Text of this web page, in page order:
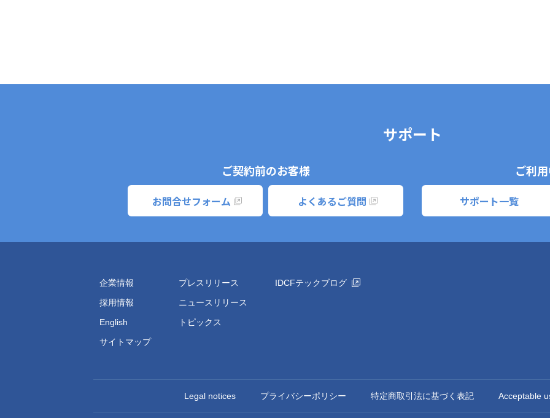
サポート
ご契約前のお客様
お問合せフォーム よくあるご質問
ご利
サポート一覧
企業情報
採用情報
English
サイトマップ
プレスリリース
ニュースリリース
トピックス
IDCFテックブログ
Legal notices プライバシーポリシー 特定商取引法に基づく表記 Acceptable